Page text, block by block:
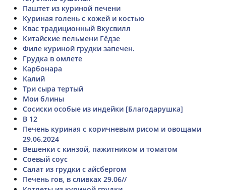
Паштет из куриной печени
Куриная голень с кожей и костью
Квас традиционный Вкусвилл
Китайские пельмени Гёдзе
Филе куриной грудки запечен.
Грудка в омлете
Карбонара
Калий
Три сыра тертый
Мои блины
Сосиски особые из индейки [Благодарушка]
B 12
Печень куриная с коричневым рисом и овощами
29.06.2024
Вешенки с кинзой, пажитником и томатом
Соевый соус
Салат из грудки с айсбергом
Печень гов, в сливках 29.06//